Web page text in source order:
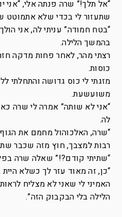
“אל תלך!” שרה פנתה אלי, “אני
שתעזור לי בכדי שלא אתמוטט
“בטח חמודה” עניתי לה, אני
בהמשך הלילה.
רצתי מהר, לאחר פחות מדקה
כוסות.
מזגתי לי כוס גדושה והתחלתי
משועשעת.
“אני לא שותה” אמרה לי שרה
לה.
“שרה, האלכוהול מחמם את
רבות למצבך, חוץ מזה שכבר
“שתיתי קודם?!” שאלה שרה
“כן, זה מאוד עזר לך כשלא
האמיני לי שאני לא מצליח
הלילה בלי הבקבוק הזה”.